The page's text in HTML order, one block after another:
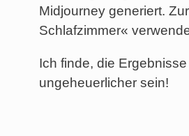
Midjourney generiert.
Schlafzimmer«
Ich finde, die
ungeheuerlicher sein!